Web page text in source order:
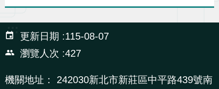
:::
更新日期
115-08-07
瀏覽人次
427
機關地址：
242030新北市新莊區中平路439號南